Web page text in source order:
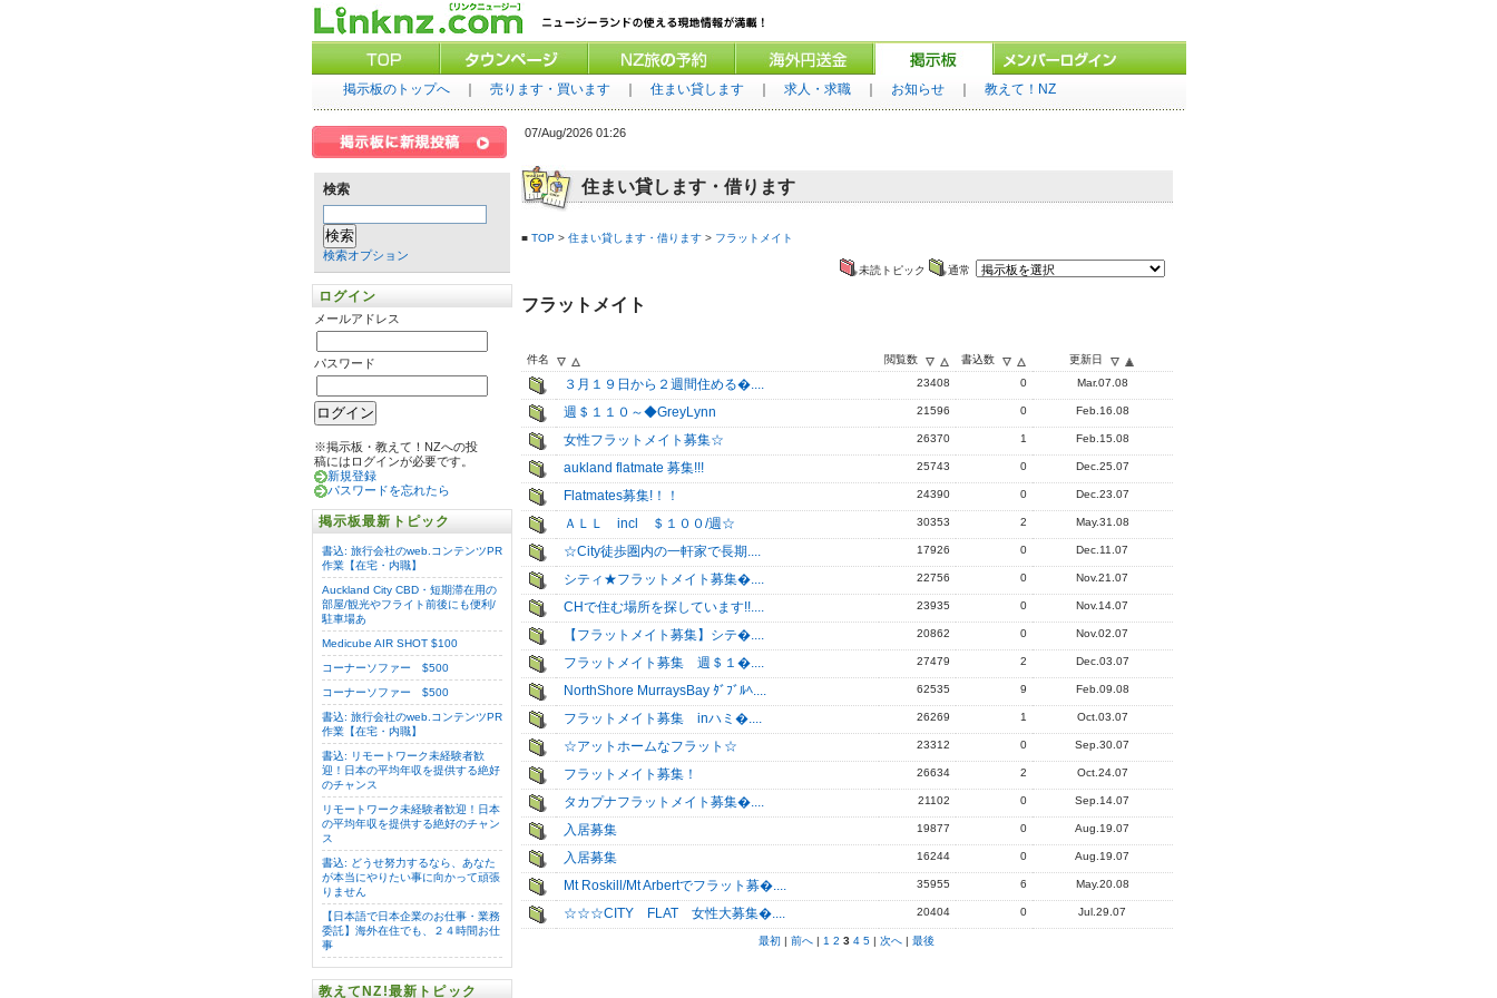
掲示板のトップへ｜ 売ります・買います｜ 住まい貸します｜ 求人・求職｜ お知らせ｜ 教えて！NZ
検索
検索オプション
ログイン
メールアドレス
パスワード
※掲示板・教えて！NZへの投
稿にはログインが必要です。
新規登録
パスワードを忘れたら
掲示板最新トピック
書込: 旅行会社のweb.コンテンツPR
作業【在宅・内職】
Auckland City CBD・短期滞在用の
部屋/観光やフライト前後にも便利/
駐車場あ
Medicube AIR SHOT $100
コーナーソファー $500
コーナーソファー $500
書込: 旅行会社のweb.コンテンツPR
作業【在宅・内職】
書込: リモートワーク未経験者歓
迎！日本の平均年収を提供する絶好
のチャンス
リモートワーク未経験者歓迎！日本
の平均年収を提供する絶好のチャン
ス
書込: どうせ努力するなら、あなた
が本当にやりたい事に向かって頑張
りません
【日本語で日本企業のお仕事・業務
委託】海外在住でも、２４時間お仕
事
教えてNZ!最新トピック
07/Aug/2026 01:26
住まい貸します・借ります
■ TOP> 住まい貸します・借ります> フラットメイト
未読トピック 通常
フラットメイト
件名 閲覧数 書込数 更新日
３月１９日から２週間住める�.... 23408 0 Mar.07.08
週＄１１０～◆GreyLynn 21596 0 Feb.16.08
女性フラットメイト募集☆ 26370 1 Feb.15.08
aukland flatmate 募集!!! 25743 0 Dec.25.07
Flatmates募集!！！ 24390 0 Dec.23.07
ＡＬＬ incl ＄１００/週☆ 30353 2 May.31.08
☆City徒歩圏内の一軒家で長期.... 17926 0 Dec.11.07
シティ★フラットメイト募集�.... 22756 0 Nov.21.07
CHで住む場所を探しています!!.... 23935 0 Nov.14.07
【フラットメイト募集】シテ�.... 20862 0 Nov.02.07
フラットメイト募集 週＄１�.... 27479 2 Dec.03.07
NorthShore MurraysBay ﾀﾞﾌﾞﾙﾍ.... 62535 9 Feb.09.08
フラットメイト募集 inハミ�.... 26269 1 Oct.03.07
☆アットホームなフラット☆ 23312 0 Sep.30.07
フラットメイト募集！ 26634 2 Oct.24.07
タカプナフラットメイト募集�.... 21102 0 Sep.14.07
入居募集 19877 0 Aug.19.07
入居募集 16244 0 Aug.19.07
Mt Roskill/Mt Arbertでフラット募�.... 35955 6 May.20.08
☆☆☆CITY FLAT 女性大募集�.... 20404 0 Jul.29.07
最初 | 前へ | 1 2 3 4 5 | 次へ | 最後